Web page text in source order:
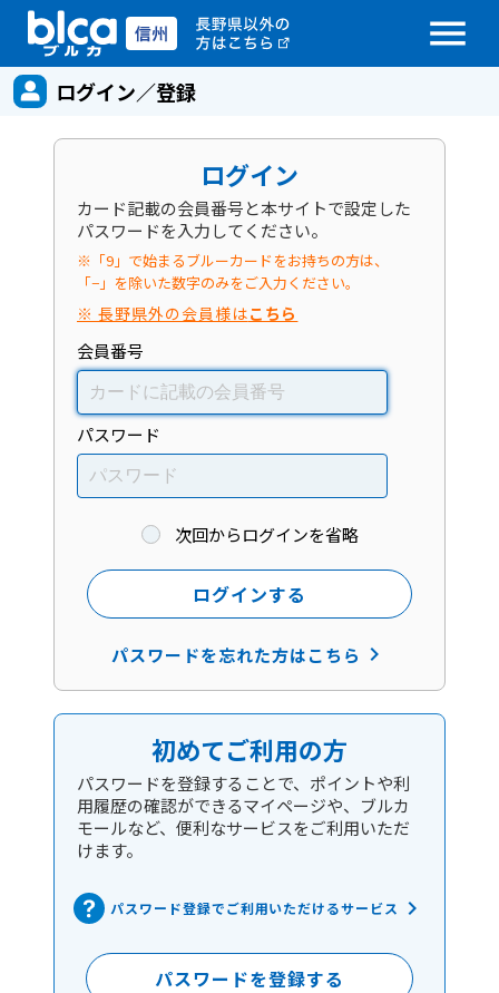
menu
ログイン／登録
ログイン
カード記載の会員番号と本サイトで設定した
パスワードを入力してください。
※「9」で始まるブルーカードをお持ちの方は、
「−」を除いた数字のみをご入力ください。
※ 長野県外の会員様はこちら
会員番号
パスワード
次回からログインを省略
ログインする
パスワードを忘れた方はこちら keyboard_arrow_right
初めてご利用の方
パスワードを登録することで、ポイントや利
用履歴の確認ができるマイページや、ブルカ
モールなど、便利なサービスをご利用いただ
けます。
パスワード登録でご利用いただけるサービス keyboard_arrow_right
パスワードを登録する